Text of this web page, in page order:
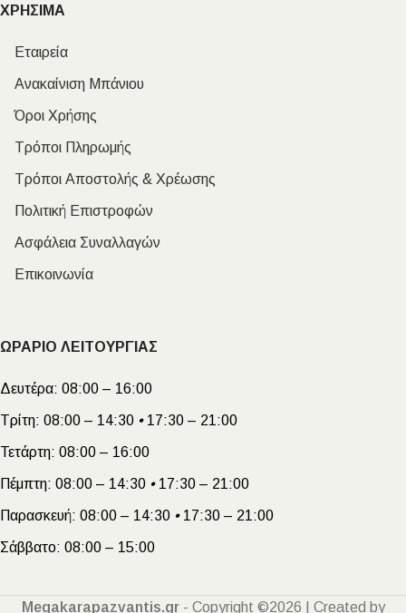
ΧΡΗΣΙΜΑ
Εταιρεία
Ανακαίνιση Μπάνιου
Όροι Χρήσης
Τρόποι Πληρωμής
Τρόποι Αποστολής & Χρέωσης
Πολιτική Επιστροφών
Ασφάλεια Συναλλαγών
Επικοινωνία
ΩΡΑΡΙΟ ΛΕΙΤΟΥΡΓΙΑΣ
Δευτέρα: 08:00 – 16:00
Τρίτη: 08:00 – 14:30 •17:30 – 21:00
Τετάρτη: 08:00 – 16:00
Πέμπτη: 08:00 – 14:30 •17:30 – 21:00
Παρασκευή: 08:00 – 14:30 •17:30 – 21:00
Σάββατο: 08:00 – 15:00
Megakarapazvantis.gr- Copyright ©2026 | Created by